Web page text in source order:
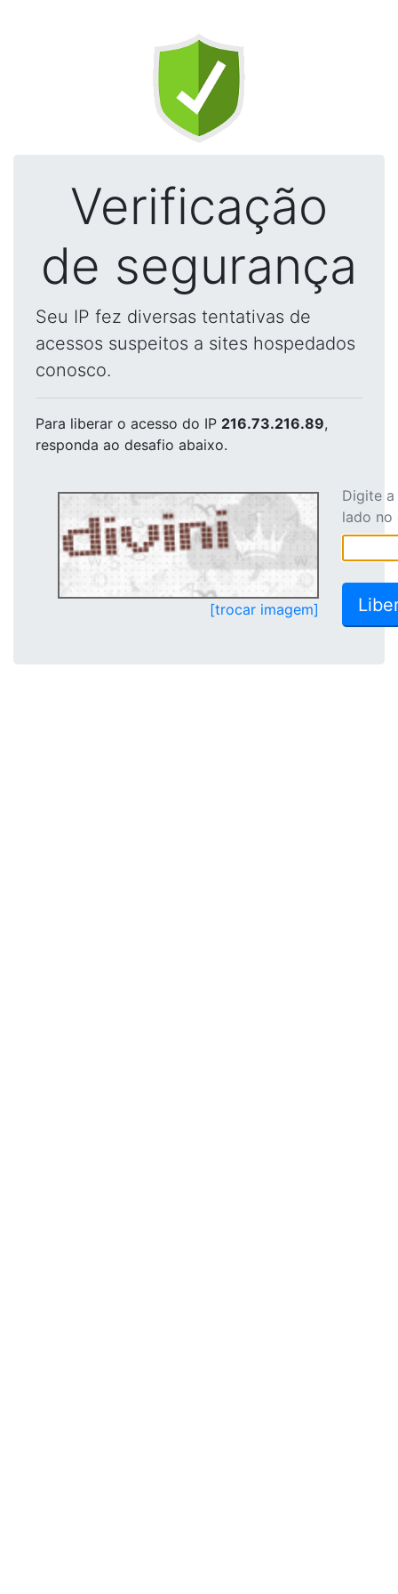
Verificação
de segurança
Seu IP fez diversas tentativas de
acessos suspeitos a sites hospedados
conosco.
Para liberar o acesso do IP 216.73.216.89,
responda ao desafio abaixo.
[trocar imagem]
Digite
lado no